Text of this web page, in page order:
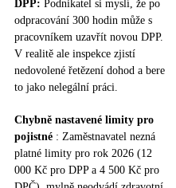
DPP: Podnikatel si myslí, že po
odpracování 300 hodin může s
pracovníkem uzavřít novou DPP.
V realitě ale inspekce zjistí
nedovolené řetězení dohod a bere
to jako nelegální práci.
Chybně nastavené limity pro
pojistné : Zaměstnavatel nezná
platné limity pro rok 2026 (12
000 Kč pro DPP a 4 500 Kč pro